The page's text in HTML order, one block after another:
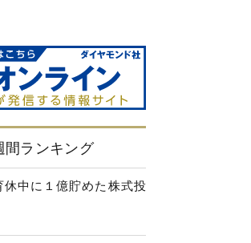
間ランキング
休中に１億貯めた株式投